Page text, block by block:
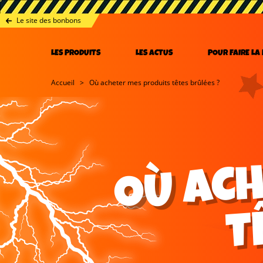
LES PRODUITS LES ACTUS POUR FAIRE LA
Le site des bonbons
Accueil Où acheter mes produits têtes brûlées ?